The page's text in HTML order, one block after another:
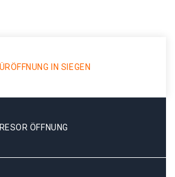
IN SIEGEN
ÖFFNUNG